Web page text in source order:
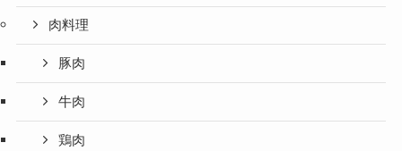
肉料理
豚肉
牛肉
鶏肉